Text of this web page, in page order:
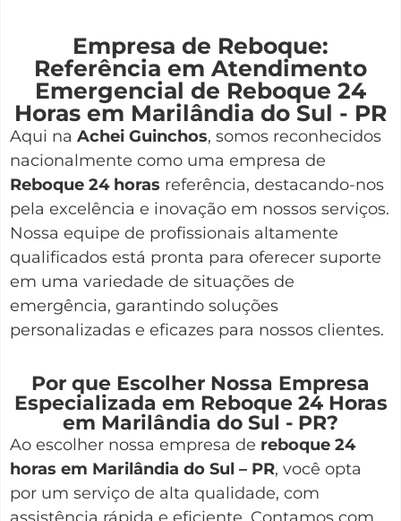
Empresa de Reboque:
Referência em Atendimento
Emergencial de Reboque 24
Horas em Marilândia do Sul - PR
Aqui na Achei Guinchos, somos reconhecidos
nacionalmente como uma empresa de
Reboque 24 horas referência, destacando-nos
pela excelência e inovação em nossos serviços.
Nossa equipe de profissionais altamente
qualificados está pronta para oferecer suporte
em uma variedade de situações de
emergência, garantindo soluções
personalizadas e eficazes para nossos clientes.
Por que Escolher Nossa Empresa
Especializada em Reboque 24 Horas
em Marilândia do Sul - PR?
Ao escolher nossa empresa de reboque 24
horas em Marilândia do Sul – PR, você opta
por um serviço de alta qualidade, com